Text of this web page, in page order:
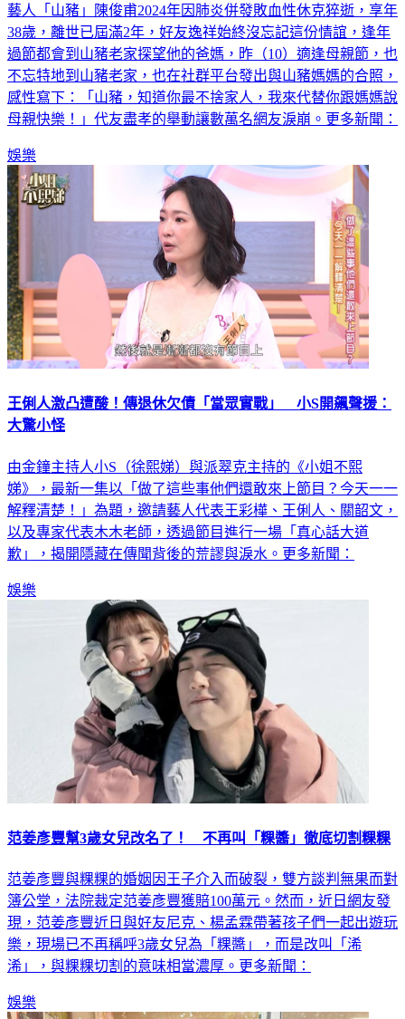
藝人「山豬」陳俊甫2024年因肺炎併發敗血性休克猝逝，享年
38歲，離世已屆滿2年，好友逸祥始終沒忘記這份情誼，逢年
過節都會到山豬老家探望他的爸媽，昨（10）適逢母親節，也
不忘特地到山豬老家，也在社群平台發出與山豬媽媽的合照，
感性寫下：「山豬，知道你最不捨家人，我來代替你跟媽媽說
母親快樂！」代友盡孝的舉動讓數萬名網友淚崩。更多新聞：
娛樂
王俐人激凸遭酸！傳退休欠債「當眾實戰」 小S開飆聲援：
大驚小怪
由金鐘主持人小S（徐熙娣）與派翠克主持的《小姐不熙
娣》，最新一集以「做了這些事他們還敢來上節目？今天一一
解釋清楚！」為題，邀請藝人代表王彩樺、王俐人、關韶文，
以及專家代表木木老師，透過節目進行一場「真心話大道
歉」，揭開隱藏在傳聞背後的荒謬與淚水。更多新聞：
娛樂
范姜彥豐幫3歲女兒改名了！ 不再叫「粿醬」徹底切割粿粿
范姜彥豐與粿粿的婚姻因王子介入而破裂，雙方談判無果而對
簿公堂，法院裁定范姜彥豐獲賠100萬元。然而，近日網友發
現，范姜彥豐近日與好友尼克、楊孟霖帶著孩子們一起出遊玩
樂，現場已不再稱呼3歲女兒為「粿醬」，而是改叫「浠
浠」，與粿粿切割的意味相當濃厚。更多新聞：
娛樂